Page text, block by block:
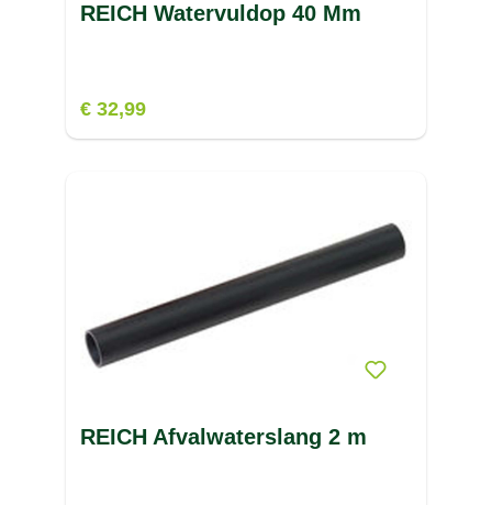
REICH Watervuldop 40 Mm
€ 32,99
REICH Afvalwaterslang 2 m